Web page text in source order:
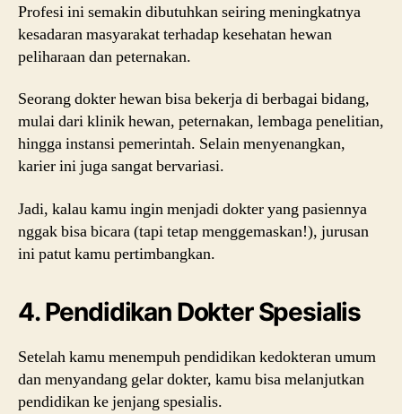
Profesi ini semakin dibutuhkan seiring meningkatnya
kesadaran masyarakat terhadap kesehatan hewan
peliharaan dan peternakan.
Seorang dokter hewan bisa bekerja di berbagai bidang,
mulai dari klinik hewan, peternakan, lembaga penelitian,
hingga instansi pemerintah. Selain menyenangkan,
karier ini juga sangat bervariasi.
Jadi, kalau kamu ingin menjadi dokter yang pasiennya
nggak bisa bicara (tapi tetap menggemaskan!), jurusan
ini patut kamu pertimbangkan.
4. Pendidikan Dokter Spesialis
Setelah kamu menempuh pendidikan kedokteran umum
dan menyandang gelar dokter, kamu bisa melanjutkan
pendidikan ke jenjang spesialis.